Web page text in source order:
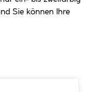
Sie können Ihre